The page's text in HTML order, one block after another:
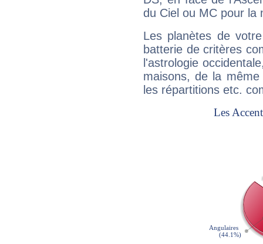
du Ciel ou MC pour la
Les planètes de
batterie de critères
l'astrologie
maisons, de la
les répartitions etc.